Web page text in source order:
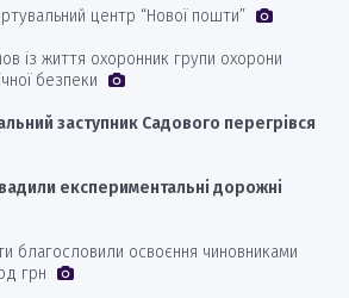
центр “Нової пошти”
із життя охоронник групи охорони
безпеки
заступник Садового перегрівся
експериментальні дорожні
благословили освоєння чиновниками
грн